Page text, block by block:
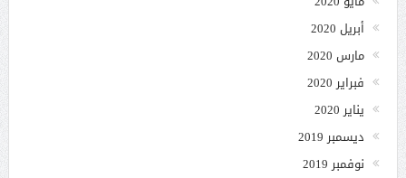
أبريل 2020
مارس 2020
فبراير 2020
يناير 2020
ديسمبر 2019
نوفمبر 2019